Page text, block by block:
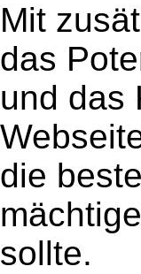
Mit
das
und das
die
sollte.